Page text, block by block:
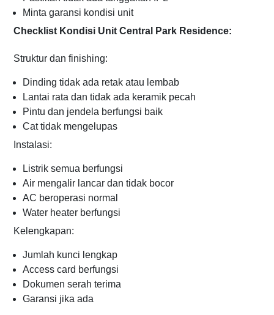
Minta garansi kondisi unit
Checklist Kondisi Unit Central Park Residence:
Struktur dan finishing:
Dinding tidak ada retak atau lembab
Lantai rata dan tidak ada keramik pecah
Pintu dan jendela berfungsi baik
Cat tidak mengelupas
Instalasi:
Listrik semua berfungsi
Air mengalir lancar dan tidak bocor
AC beroperasi normal
Water heater berfungsi
Kelengkapan:
Jumlah kunci lengkap
Access card berfungsi
Dokumen serah terima
Garansi jika ada